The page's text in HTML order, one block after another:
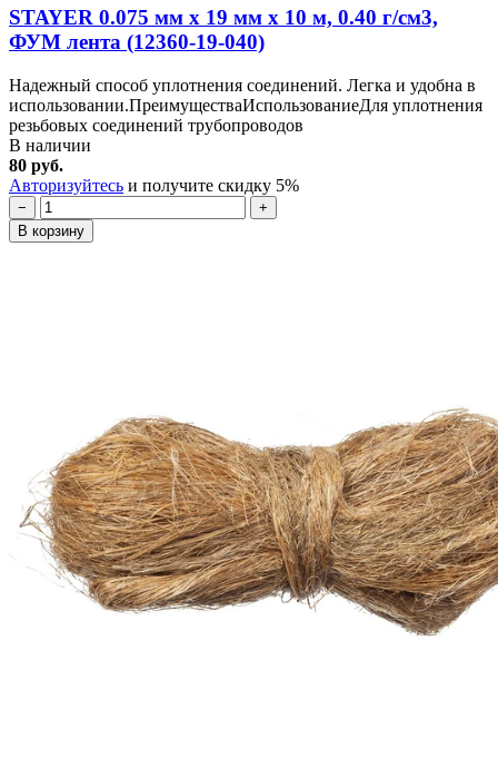
STAYER 0.075 мм х 19 мм х 10 м, 0.40 г/см3,
ФУМ лента (12360-19-040)
Надежный способ уплотнения соединений. Легка и удобна в
использовании.ПреимуществаИспользованиеДля уплотнения
резьбовых соединений трубопроводов
В наличии
80 руб.
Авторизуйтесь и получите скидку 5%
−
+
В корзину